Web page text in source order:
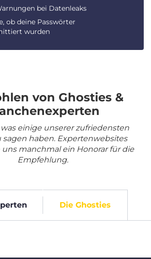
bei Datenleaks
ob deine Passwörter
wurden
von Ghosties &
was einige unserer zufriedensten
sagen haben. Expertenwebsites
manchmal ein Honorar für die
Empfehlung.
Die Ghosties